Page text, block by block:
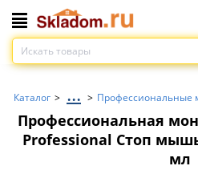
Каталог > ... >
Профессиональная
Professional Стоп
мл